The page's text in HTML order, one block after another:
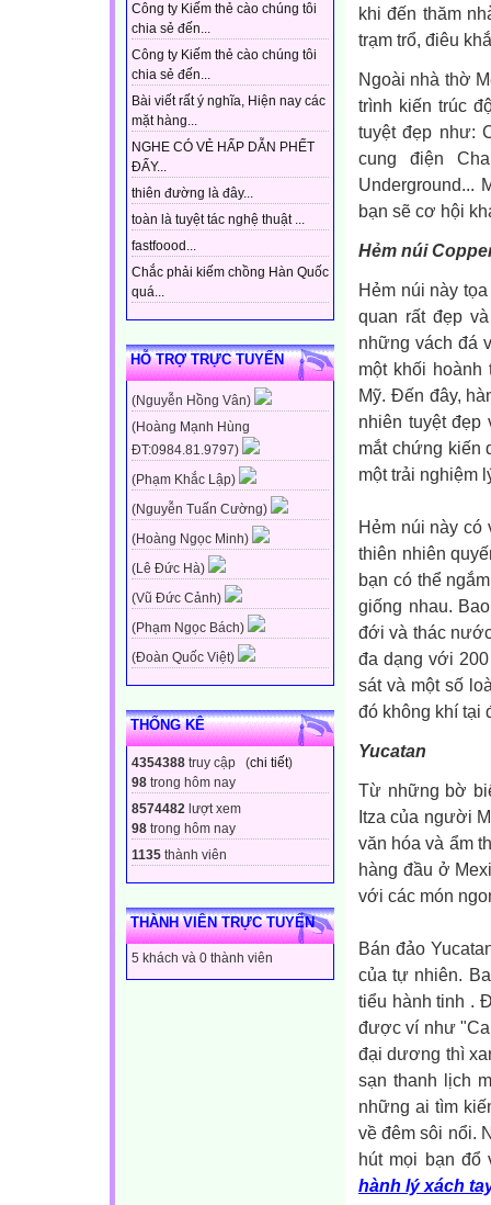
Công ty Kiếm thẻ cào chúng tôi
chia sẻ đến...
Công ty Kiếm thẻ cào chúng tôi
chia sẻ đến...
Bài viết rất ý nghĩa, Hiện nay các
mặt hàng...
NGHE CÓ VẺ HẤP DẪN PHẾT
ĐẤY...
thiên đường là đây...
toàn là tuyệt tác nghệ thuật ...
fastfoood...
Chắc phải kiếm chồng Hàn Quốc
quá...
HỖ TRỢ TRỰC TUYẾN
(Nguyễn Hồng Vân)
(Hoàng Mạnh Hùng
ĐT:0984.81.9797)
(Phạm Khắc Lập)
(Nguyễn Tuấn Cường)
(Hoàng Ngọc Minh)
(Lê Đức Hà)
(Vũ Đức Cảnh)
(Phạm Ngọc Bách)
(Đoàn Quốc Việt)
THỐNG KÊ
4354388 truy cập (chi tiết)
98 trong hôm nay
8574482 lượt xem
98 trong hôm nay
1135 thành viên
THÀNH VIÊN TRỰC TUYẾN
5 khách và 0 thành viên
khi đến thăm
trạm trổ, điêu
Ngoài nhà thờ
trình kiến trúc
tuyệt đẹp như:
cung điện
Underground...
bạn sẽ cơ hội
Hẻm núi
Hẻm núi này
quan rất đẹp
những vách đá
một khối
Mỹ. Đến đây,
nhiên tuyệt
mắt chứng kiến
một trải nghiệm
Hẻm núi này có
thiên nhiên
bạn có thể
giống nhau.
đới và thác
đa dạng với
sát và một số
đó không khí tại
Yucatan
Từ những bờ
Itza của người
văn hóa và ẩm
hàng đầu ở
với các món
Bán đảo
của tự nhiên.
tiểu hành tinh .
được ví như
đại dương thì
sạn thanh lịch
những ai tìm
về đêm sôi nổi.
hút mọi bạn đổ
hành lý xách